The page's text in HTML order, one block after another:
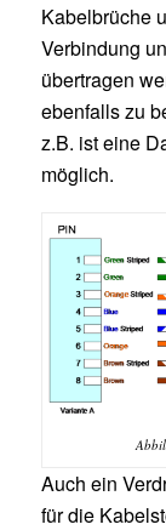
Kabelbrüche
Verbindung
übertragen
ebenfalls zu
z.B. ist eine
möglich.
Auch ein
für die